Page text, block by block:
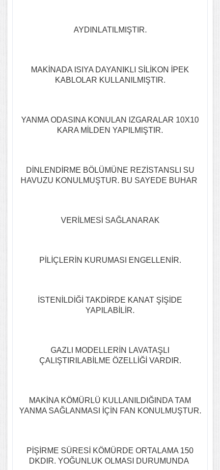
AYDINLATILMIŞTIR.
MAKİNADA ISIYA DAYANIKLI SİLİKON İPEK
KABLOLAR KULLANILMIŞTIR.
YANMA ODASINA KONULAN IZGARALAR 10X10
KARA MİLDEN YAPILMIŞTIR.
DİNLENDİRME BÖLÜMÜNE REZİSTANSLI SU
HAVUZU KONULMUŞTUR. BU SAYEDE BUHAR
VERİLMESİ SAĞLANARAK
PİLİÇLERİN KURUMASI ENGELLENİR.
İSTENİLDİĞİ TAKDİRDE KANAT ŞİŞİDE
YAPILABİLİR.
GAZLI MODELLERİN LAVATAŞLI
ÇALIŞTIRILABİLME ÖZELLİĞİ VARDIR.
MAKİNA KÖMÜRLÜ KULLANILDIĞINDA TAM
YANMA SAĞLANMASI İÇİN FAN KONULMUŞTUR.
PİŞİRME SÜRESİ KÖMÜRDE ORTALAMA 150
DKDIR. YOĞUNLUK OLMASI DURUMUNDA